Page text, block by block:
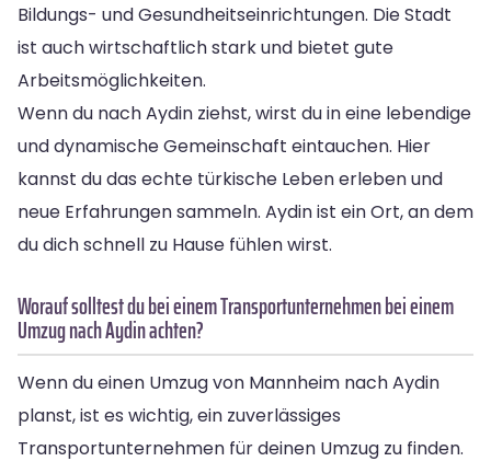
Bildungs- und Gesundheitseinrichtungen. Die Stadt
ist auch wirtschaftlich stark und bietet gute
Arbeitsmöglichkeiten.
Wenn du nach Aydin ziehst, wirst du in eine lebendige
und dynamische Gemeinschaft eintauchen. Hier
kannst du das echte türkische Leben erleben und
neue Erfahrungen sammeln. Aydin ist ein Ort, an dem
du dich schnell zu Hause fühlen wirst.
Worauf solltest du bei einem Transportunternehmen bei einem
Umzug nach Aydin achten?
Wenn du einen Umzug von Mannheim nach Aydin
planst, ist es wichtig, ein zuverlässiges
Transportunternehmen für deinen Umzug zu finden.